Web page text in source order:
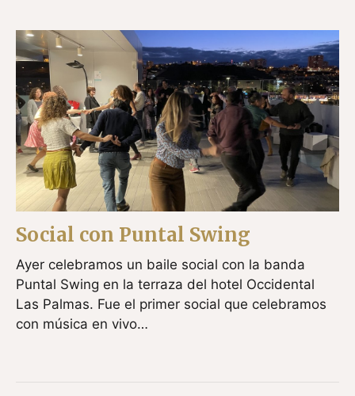
Social con Puntal Swing
Ayer celebramos un baile social con la banda
Puntal Swing en la terraza del hotel Occidental
Las Palmas. Fue el primer social que celebramos
con música en vivo…